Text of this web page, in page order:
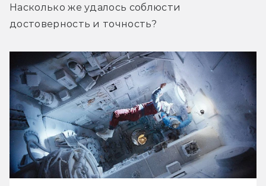
Насколько же удалось соблюсти
достоверность и точность?